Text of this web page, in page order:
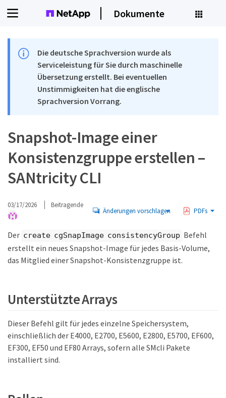
Dokumente
Die deutsche Sprachversion wurde als
Serviceleistung für Sie durch maschinelle
Übersetzung erstellt. Bei eventuellen
Unstimmigkeiten hat die englische
Sprachversion Vorrang.
Snapshot-Image einer
Konsistenzgruppe erstellen –
SANtricity CLI
03/17/2026 Beitragende
Änderungen vorschlagen PDFs
Der create cgSnapImage consistencyGroup Befehl
erstellt ein neues Snapshot-Image für jedes Basis-Volume,
das Mitglied einer Snapshot-Konsistenzgruppe ist.
Unterstützte Arrays
Dieser Befehl gilt für jedes einzelne Speichersystem,
einschließlich der E4000, E2700, E5600, E2800, E5700, EF600,
EF300, EF50 und EF80 Arrays, sofern alle SMcli Pakete
installiert sind.